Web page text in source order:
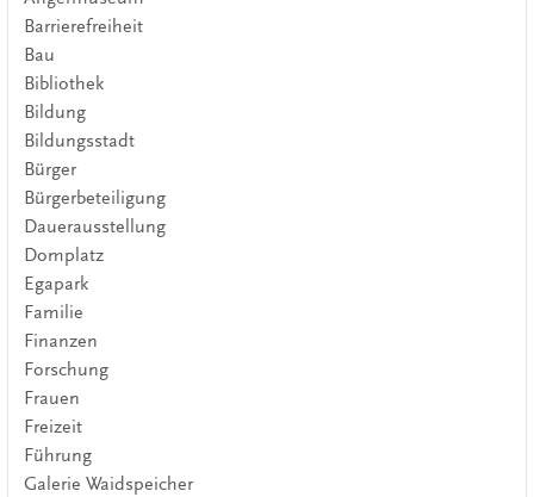
Barrierefreiheit
Bau
Bibliothek
Bildung
Bildungsstadt
Bürger
Bürgerbeteiligung
Dauerausstellung
Domplatz
Egapark
Familie
Finanzen
Forschung
Frauen
Freizeit
Führung
Galerie Waidspeicher